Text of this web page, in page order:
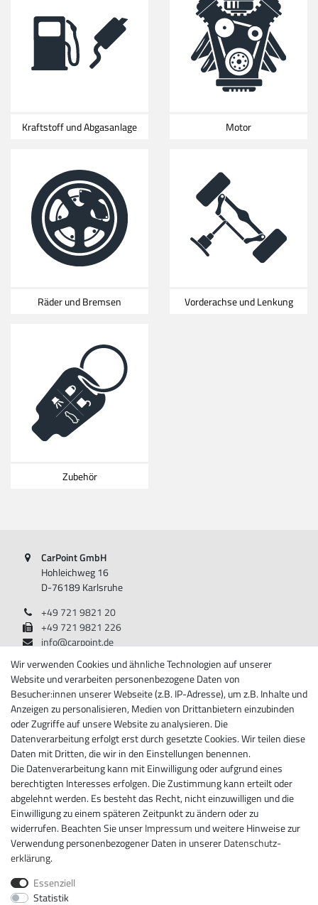
Kraftstoff und Abgasanlage Motor
Räder und Bremsen Vorderachse und Lenkung
Zubehör
CarPoint GmbH
Hohleichweg 16
D-76189 Karlsruhe
+49 721 9821 20
+49 721 9821 226
info@carpoint.de
Informationen
Über Carpoint
Impressum
Daten­schutz­erklärung
AGB
Widerrufs­recht
Widerrufs­formular
Kontakt
Newsletter
Newsletter
Wir verwenden Cookies und ähnliche Technologien auf unserer
Website und verarbeiten personenbezogene Daten von
Besucher:innen unserer Webseite (z.B. IP-Adresse), um z.B. Inhalte und
Anzeigen zu personalisieren, Medien von Drittanbietern einzubinden
oder Zugriffe auf unsere Website zu analysieren. Die
Datenverarbeitung erfolgt erst durch gesetzte Cookies. Wir teilen diese
Daten mit Dritten, die wir in den Einstellungen benennen.
Die Datenverarbeitung kann mit Einwilligung oder aufgrund eines
berechtigten Interesses erfolgen. Die Zustimmung kann erteilt oder
abgelehnt werden. Es besteht das Recht, nicht einzuwilligen und die
Einwilligung zu einem späteren Zeitpunkt zu ändern oder zu
widerrufen. Beachten Sie unserImpressum und weitere Hinweise zur
Verwendung personenbezogener Daten in unsererDaten­schutz­
erklärung.
Essenziell
Statistik